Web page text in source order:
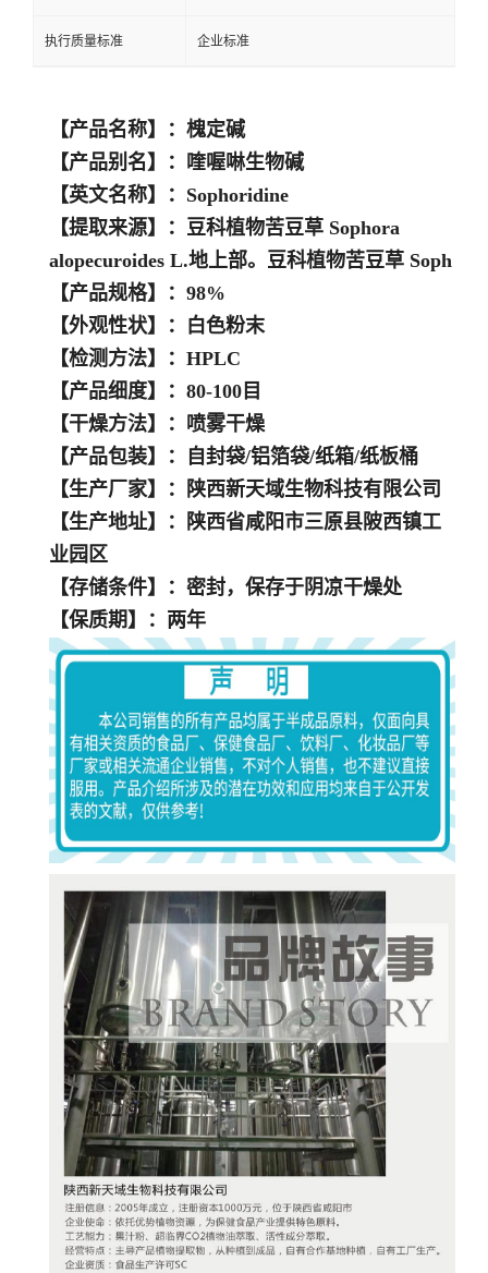
执行质量标准 企业标准
【产品名称】：槐定碱
【产品别名】：喹喔啉生物碱
【英文名称】：Sophoridine
【提取来源】：豆科植物苦豆草 Sophora
alopecuroides L.地上部。豆科植物苦豆草 Soph
【产品规格】：98%
【外观性状】：白色粉末
【检测方法】：HPLC
【产品细度】：80-100目
【干燥方法】：喷雾干燥
【产品包装】：自封袋/铝箔袋/纸箱/纸板桶
【生产厂家】：陕西新天域生物科技有限公司
【生产地址】：陕西省咸阳市三原县陂西镇工
业园区
【存储条件】：密封，保存于阴凉干燥处
【保质期】：两年